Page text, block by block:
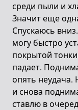
среди пыли и
Значит еще
Спускаюсь
могу быстро
покрытой
падает.
опять неудача.
и снова
ставлю в